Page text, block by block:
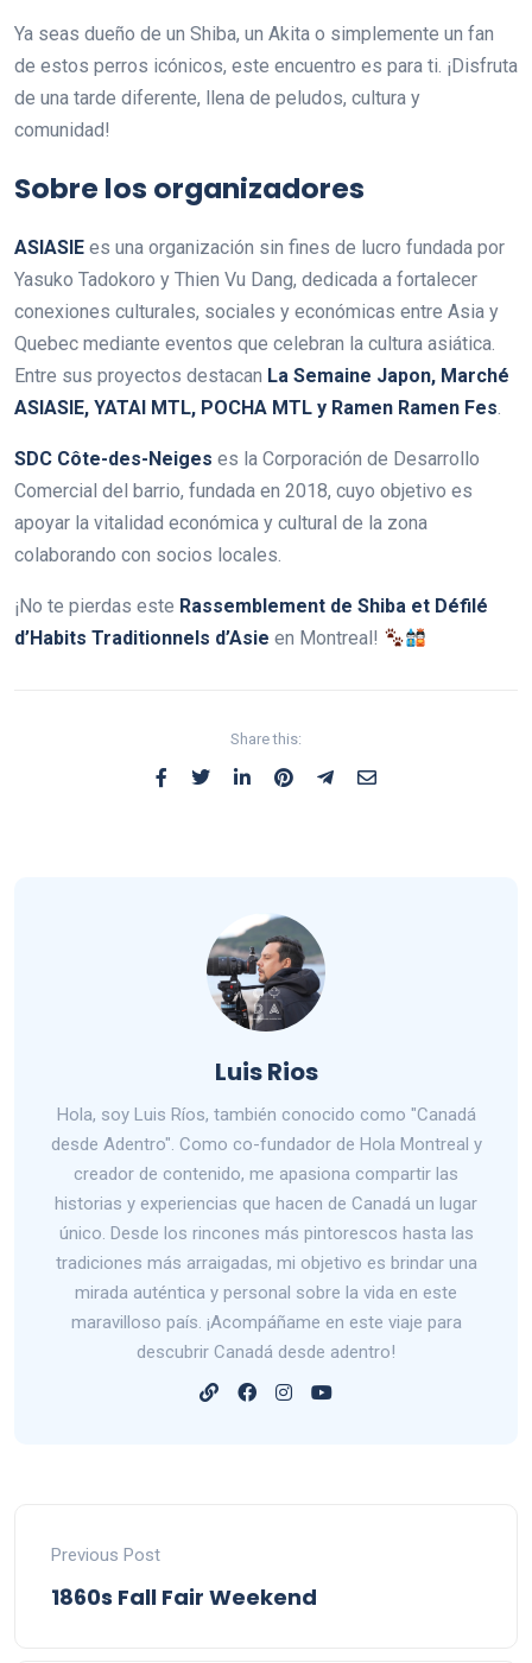
Ya seas dueño de un Shiba, un Akita o simplemente un fan
de estos perros icónicos, este encuentro es para ti. ¡Disfruta
de una tarde diferente, llena de peludos, cultura y
comunidad!
Sobre los organizadores
ASIASIE es una organización sin fines de lucro fundada por
Yasuko Tadokoro y Thien Vu Dang, dedicada a fortalecer
conexiones culturales, sociales y económicas entre Asia y
Quebec mediante eventos que celebran la cultura asiática.
Entre sus proyectos destacan La Semaine Japon, Marché
ASIASIE, YATAI MTL, POCHA MTL y Ramen Ramen Fes.
SDC Côte-des-Neiges es la Corporación de Desarrollo
Comercial del barrio, fundada en 2018, cuyo objetivo es
apoyar la vitalidad económica y cultural de la zona
colaborando con socios locales.
¡No te pierdas este Rassemblement de Shiba et Défilé
d’Habits Traditionnels d’Asie en Montreal!
Share this:
Luis Rios
Hola, soy Luis Ríos, también conocido como "Canadá
desde Adentro". Como co-fundador de Hola Montreal y
creador de contenido, me apasiona compartir las
historias y experiencias que hacen de Canadá un lugar
único. Desde los rincones más pintorescos hasta las
tradiciones más arraigadas, mi objetivo es brindar una
mirada auténtica y personal sobre la vida en este
maravilloso país. ¡Acompáñame en este viaje para
descubrir Canadá desde adentro!
Previous Post
1860s Fall Fair Weekend